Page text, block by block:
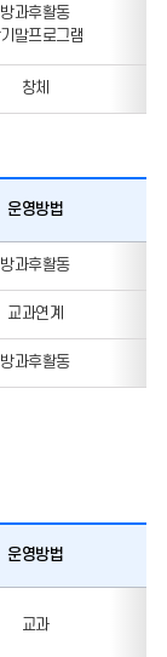
방과후활동
말프로그램
창체
운영방법
방과후활동
교과연계
방과후활동
운영방법
교과